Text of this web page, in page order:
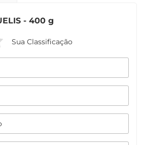
- 400 g
Sua Classificação